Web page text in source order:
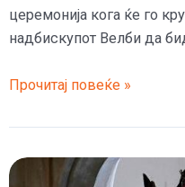
церемонија кога ќе го
надбискупот Велби да
Чарлс
сака
Хари
и
Прочитај повеќе »